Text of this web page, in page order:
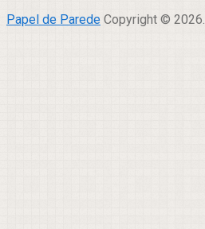
Papel de Parede Copyright © 2026.